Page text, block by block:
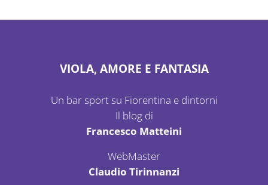
VIOLA, AMORE E FANTASIA
Un bar sport su Fiorentina e dintorni
Il blog di
Francesco Matteini
WebMaster
Claudio Tirinnanzi